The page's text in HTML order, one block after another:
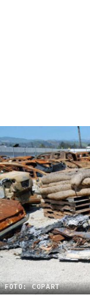
FOTO: COPART